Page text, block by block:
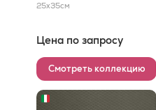
25x35см
Цена по запросу
Смотреть коллекцию